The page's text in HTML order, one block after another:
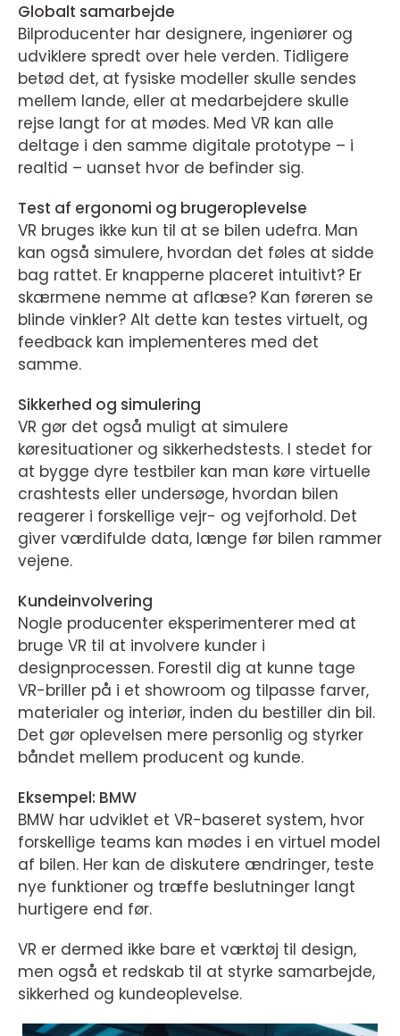
Globalt samarbejde
Bilproducenter har designere, ingeniører og
udviklere spredt over hele verden. Tidligere
betød det, at fysiske modeller skulle sendes
mellem lande, eller at medarbejdere skulle
rejse langt for at mødes. Med VR kan alle
deltage i den samme digitale prototype – i
realtid – uanset hvor de befinder sig.
Test af ergonomi og brugeroplevelse
VR bruges ikke kun til at se bilen udefra. Man
kan også simulere, hvordan det føles at sidde
bag rattet. Er knapperne placeret intuitivt? Er
skærmene nemme at aflæse? Kan føreren se
blinde vinkler? Alt dette kan testes virtuelt, og
feedback kan implementeres med det
samme.
Sikkerhed og simulering
VR gør det også muligt at simulere
køresituationer og sikkerhedstests. I stedet for
at bygge dyre testbiler kan man køre virtuelle
crashtests eller undersøge, hvordan bilen
reagerer i forskellige vejr- og vejforhold. Det
giver værdifulde data, længe før bilen rammer
vejene.
Kundeinvolvering
Nogle producenter eksperimenterer med at
bruge VR til at involvere kunder i
designprocessen. Forestil dig at kunne tage
VR-briller på i et showroom og tilpasse farver,
materialer og interiør, inden du bestiller din bil.
Det gør oplevelsen mere personlig og styrker
båndet mellem producent og kunde.
Eksempel: BMW
BMW har udviklet et VR-baseret system, hvor
forskellige teams kan mødes i en virtuel model
af bilen. Her kan de diskutere ændringer, teste
nye funktioner og træffe beslutninger langt
hurtigere end før.
VR er dermed ikke bare et værktøj til design,
men også et redskab til at styrke samarbejde,
sikkerhed og kundeoplevelse.